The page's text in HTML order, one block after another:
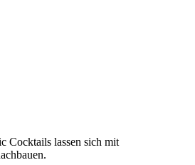
Cocktails lassen sich mit